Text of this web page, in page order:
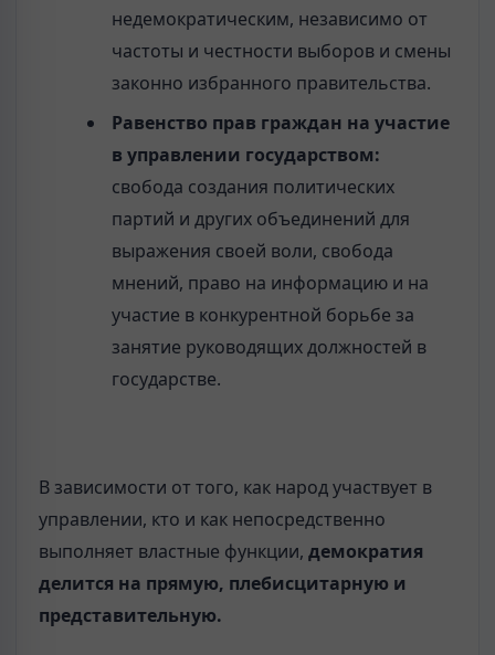
недемократическим, независимо от
частоты и честности выборов и смены
законно избранного правительства.
Равенство прав граждан на участие
в управлении государством:
свобода создания политических
партий и других объединений для
выражения своей воли, свобода
мнений, право на информацию и на
участие в конкурентной борьбе за
занятие руководящих должностей в
государстве.
В зависимости от того, как народ участвует в
управлении, кто и как непосредственно
выполняет властные функции, демократия
делится на прямую, плебисцитарную и
представительную.